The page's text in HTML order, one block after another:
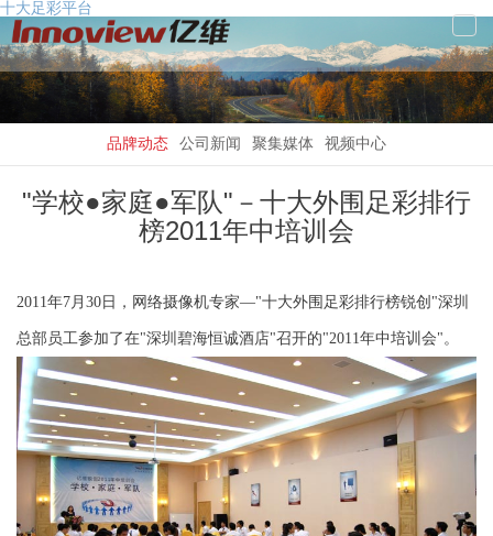
十大足彩平台
品牌动态 公司新闻 聚集媒体 视频中心
"学校●家庭●军队"－十大外围足彩排行
榜2011年中培训会
2011年7月30日，网络摄像机专家—"十大外围足彩排行榜锐创"深圳
总部员工参加了在"深圳碧海恒诚酒店"召开的"2011年中培训会"。